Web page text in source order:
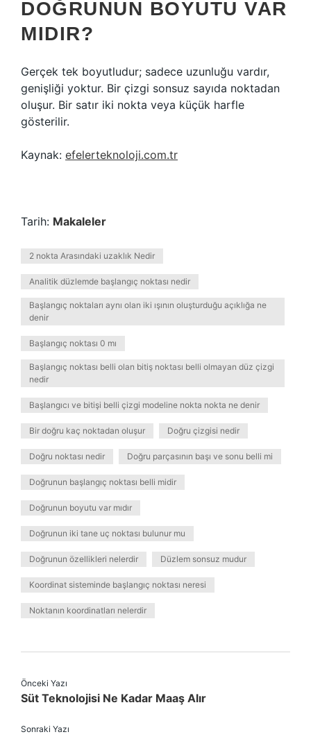
DOĞRUNUN BOYUTU VAR
MIDIR?
Gerçek tek boyutludur; sadece uzunluğu vardır,
genişliği yoktur. Bir çizgi sonsuz sayıda noktadan
oluşur. Bir satır iki nokta veya küçük harfle
gösterilir.
Kaynak: efelerteknoloji.com.tr
Tarih: Makaleler
2 nokta Arasındaki uzaklık Nedir
Analitik düzlemde başlangıç noktası nedir
Başlangıç noktaları aynı olan iki ışının oluşturduğu açıklığa ne
denir
Başlangıç noktası 0 mı
Başlangıç noktası belli olan bitiş noktası belli olmayan düz çizgi
nedir
Başlangıcı ve bitişi belli çizgi modeline nokta nokta ne denir
Bir doğru kaç noktadan oluşur Doğru çizgisi nedir
Doğru noktası nedir Doğru parçasının başı ve sonu belli mi
Doğrunun başlangıç noktası belli midir
Doğrunun boyutu var mıdır
Doğrunun iki tane uç noktası bulunur mu
Doğrunun özellikleri nelerdir Düzlem sonsuz mudur
Koordinat sisteminde başlangıç noktası neresi
Noktanın koordinatları nelerdir
Önceki Yazı
Süt Teknolojisi Ne Kadar Maaş Alır
Sonraki Yazı